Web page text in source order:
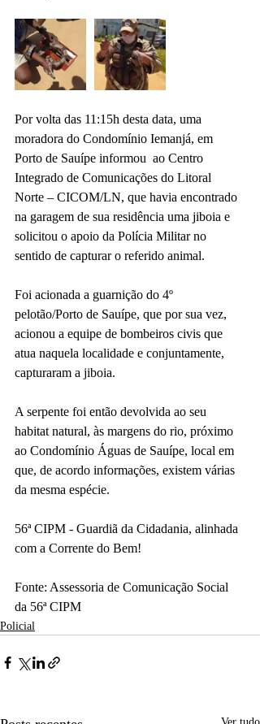
Por volta das 11:15h desta data, uma
moradora do Condomínio Iemanjá, em
Porto de Sauípe informou  ao Centro
Integrado de Comunicações do Litoral
Norte – CICOM/LN, que havia encontrado
na garagem de sua residência uma jiboia e
solicitou o apoio da Polícia Militar no
sentido de capturar o referido animal.
Foi acionada a guarnição do 4º
pelotão/Porto de Sauípe, que por sua vez,
acionou a equipe de bombeiros civis que
atua naquela localidade e conjuntamente,
capturaram a jiboia.
A serpente foi então devolvida ao seu
habitat natural, às margens do rio, próximo
ao Condomínio Águas de Sauípe, local em
que, de acordo informações, existem várias
da mesma espécie.
56ª CIPM - Guardiã da Cidadania, alinhada
com a Corrente do Bem!
Fonte: Assessoria de Comunicação Social
da 56ª CIPM
Policial